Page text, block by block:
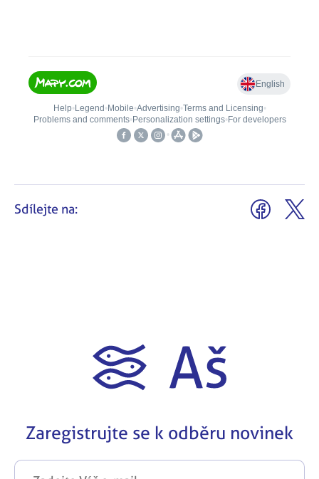
Sdílejte na:
Zaregistrujte se k odběru novinek